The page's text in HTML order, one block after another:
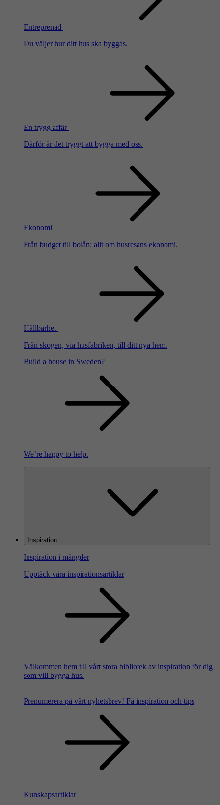
Entreprenad
Du väljer hur ditt hus ska byggas.
En trygg affär
Därför är det tryggt att bygga med oss.
Ekonomi
Från budget till bolån: allt om husresans ekonomi.
Hållbarhet
Från skogen, via husfabriken, till ditt nya hem.
Build a house in Sweden?
We’re happy to help.
Inspiration
Inspiration i mängder
Upptäck våra inspirationsartiklar
Välkommen hem till vårt stora bibliotek av inspiration för dig
som vill bygga hus.
Prenumerera på vårt nyhetsbrev! Få inspiration och tips
Kunskapsartiklar